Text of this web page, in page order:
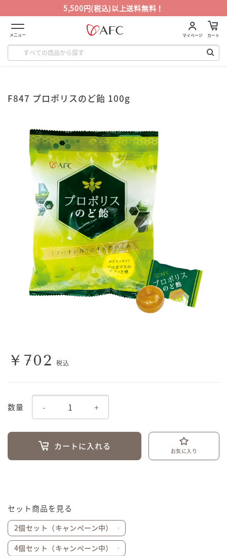
5,500円(税込)以上送料無料！
メニュー マイページ カート
F847 プロポリスのど飴 100g
￥702 税込
数量 - +
カートに入れる お気に入り
セット商品を見る
2個セット（キャンペーン中）
4個セット（キャンペーン中）